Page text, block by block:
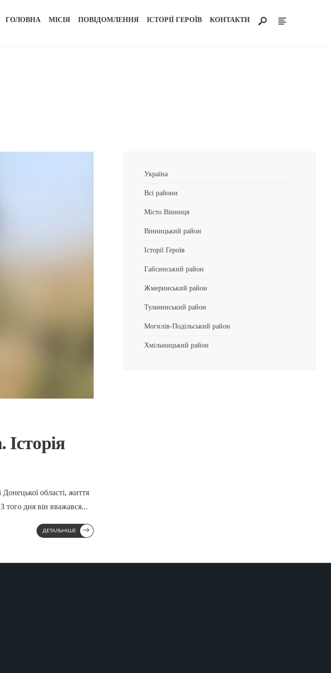
ГОЛОВНА МІСІЯ ПОВІДОМЛЕННЯ ІСТОРІЇ ГЕРОЇВ КОНТАКТИ
області, життя
того дня він вважався...
ДЕТАЛЬНІШЕ →
Україна
Всі райони
Місто Вінниця
Вінницький район
Історії Героїв
Гайсинський район
Жмеринський район
Тульчинський район
Могилів-Подільський район
Хмільницький район